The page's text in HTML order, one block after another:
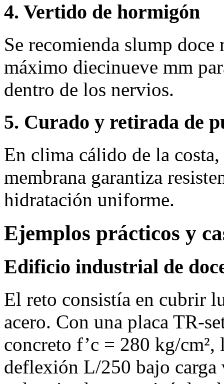
4. Vertido de hormigón
Se recomienda slump
máximo diecinueve mm
dentro de los nervios.
5. Curado y retirada de
En clima cálido de la
membrana garantiza
hidratación uniforme.
Ejemplos prácticos y
Edificio industrial de
El reto consistía en cubrir
acero. Con una placa
concreto f’c = 280 kg/
deflexión L/250 bajo carga